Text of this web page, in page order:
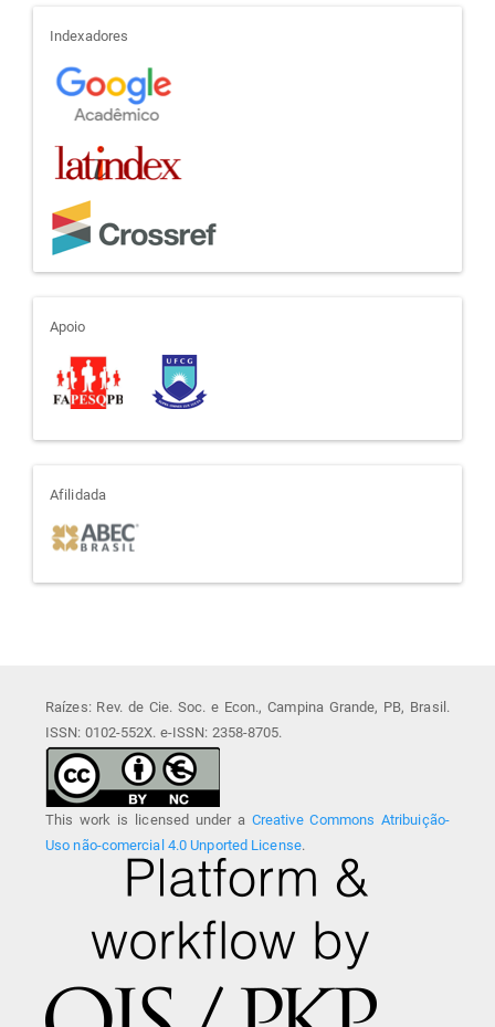
indexadores
Indexadores
apoio
Apoio
afiliada
Afilidada
Raízes: Rev. de Cie. Soc. e Econ., Campina Grande, PB, Brasil.
ISSN: 0102-552X. e-ISSN: 2358-8705.
This work is licensed under a Creative Commons Atribuição-
Uso não-comercial 4.0 Unported License.